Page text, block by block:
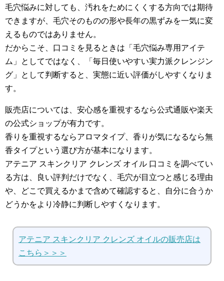
毛穴悩みに対しても、汚れをためにくくする方向では期待
できますが、毛穴そのものの形や長年の黒ずみを一気に変
えるものではありません。
だからこそ、口コミを見るときは「毛穴悩み専用アイテ
ム」としてではなく、「毎日使いやすい実力派クレンジン
グ」として判断すると、実態に近い評価がしやすくなりま
す。
販売店については、安心感を重視するなら公式通販や楽天
の公式ショップが有力です。
香りを重視するならアロマタイプ、香りが気になるなら無
香タイプという選び方が基本になります。
アテニア スキンクリア クレンズ オイル 口コミを調べてい
る方は、良い評判だけでなく、毛穴が目立つと感じる理由
や、どこで買えるかまで含めて確認すると、自分に合うか
どうかをより冷静に判断しやすくなります。
アテニア スキンクリア クレンズ オイルの販売店は
こちら＞＞＞